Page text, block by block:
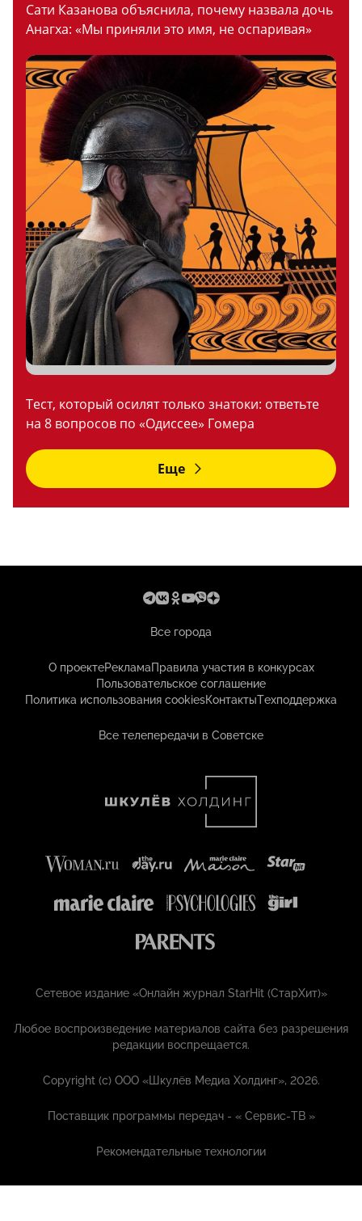
Сати Казанова объяснила, почему назвала дочь
Анагха: «Мы приняли это имя, не оспаривая»
Тест, который осилят только знатоки: ответьте
на 8 вопросов по «Одиссее» Гомера
Еще
Все города
О проектеРекламаПравила участия в конкурсах
Пользовательское соглашение
Политика использования cookiesКонтактыТехподдержка
Все телепередачи в Советске
Сетевое издание «Онлайн журнал StarHit (СтарХит)»
Любое воспроизведение материалов сайта без разрешения
редакции воспрещается.
Copyright (с) ООО «Шкулёв Медиа Холдинг», 2026.
Поставщик программы передач - «Сервис-ТВ »
Рекомендательные технологии